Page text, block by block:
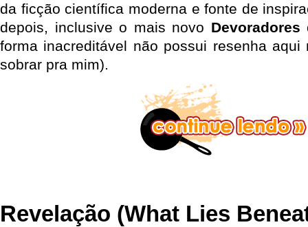
da ficção científica moderna e fonte de
depois, inclusive o mais novo Devoradores
forma inacreditável não possui resenha
sobrar pra mim).
Revelação (What Lies